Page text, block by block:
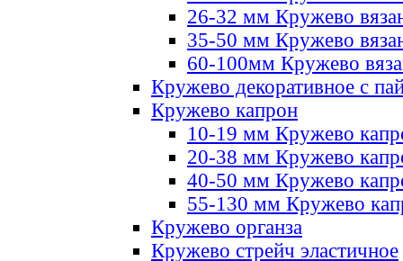
26-32 мм Кружево
35-50 мм Кружево
60-100мм Кружево
Кружево декоративное с
Кружево капрон
10-19 мм Кружево
20-38 мм Кружево
40-50 мм Кружево
55-130 мм Кружево
Кружево органза
Кружево стрейч эластичное